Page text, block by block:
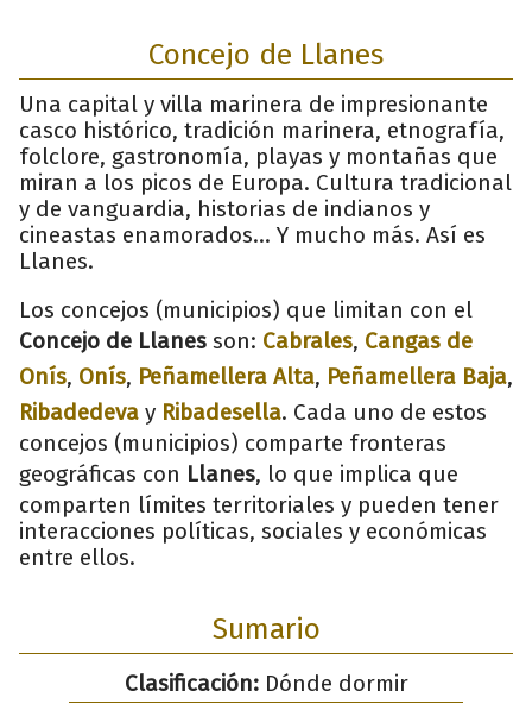
Concejo de Llanes
Una capital y villa marinera de impresionante
casco histórico, tradición marinera, etnografía,
folclore, gastronomía, playas y montañas que
miran a los picos de Europa. Cultura tradicional
y de vanguardia, historias de indianos y
cineastas enamorados... Y mucho más. Así es
Llanes.
Los concejos (municipios) que limitan con el
Concejo de Llanes son: Cabrales, Cangas de
Onís, Onís, Peñamellera Alta, Peñamellera Baja,
Ribadedeva y Ribadesella. Cada uno de estos
concejos (municipios) comparte fronteras
geográficas con Llanes, lo que implica que
comparten límites territoriales y pueden tener
interacciones políticas, sociales y económicas
entre ellos.
Sumario
Clasificación:Dónde dormir